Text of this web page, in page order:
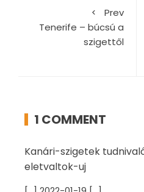
Prev
Tenerife – búcsú a
szigettől
1 COMMENT
Kanári-szigetek
eletvaltok-uj